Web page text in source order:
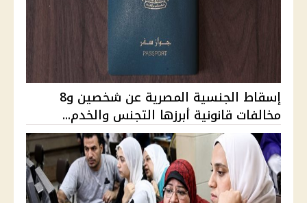
إسقاط الجنسية المصرية عن شخصين و8
مخالفات قانونية أبرزها التجنس والخدم...